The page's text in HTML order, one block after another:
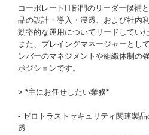
コーポレートIT部門のリーダー候補
品の設計・導入・浸透、および社内
効率的な運用についてリードしていた
また、プレイングマネージャーとし
ンバーのマネジメントや組織体制の
ポジションです。
> *主にお任せしたい業務*
- ゼロトラストセキュリティ関連製
透